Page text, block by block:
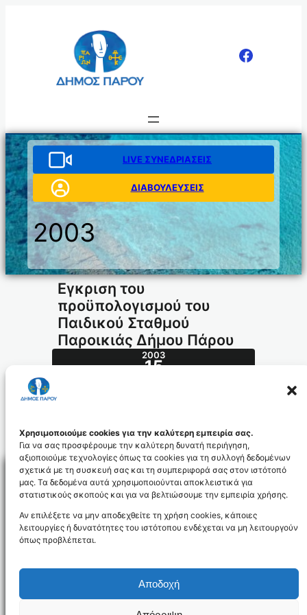
Χρησιμοποιούμε cookies για την καλύτερη εμπειρία σας.
Για να σας προσφέρουμε την καλύτερη δυνατή περιήγηση,
αξιοποιούμε τεχνολογίες όπως τα cookies για τη συλλογή δεδομένων
σχετικά με τη συσκευή σας και τη συμπεριφορά σας στον ιστότοπό
μας. Τα δεδομένα αυτά χρησιμοποιούνται αποκλειστικά για
στατιστικούς σκοπούς και για να βελτιώσουμε την εμπειρία χρήσης.
Αν επιλέξετε να μην αποδεχθείτε τη χρήση cookies, κάποιες
λειτουργίες ή δυνατότητες του ιστότοπου ενδέχεται να μη λειτουργούν
όπως προβλέπεται.
Αποδοχή
LIVE ΣΥΝΕΔΡΙΑΣΕΙΣ
ΔΙΑΒΟΥΛΕΥΣΕΙΣ
2003
Εγκριση του
προϋπολογισμού του
Παιδικού Σταθμού
Παροικιάς Δήμου Πάρου
2003
15
41.2003_id950
NEWSLETTER